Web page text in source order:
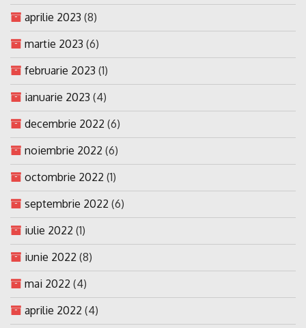
aprilie 2023 (8)
martie 2023 (6)
februarie 2023 (1)
ianuarie 2023 (4)
decembrie 2022 (6)
noiembrie 2022 (6)
octombrie 2022 (1)
septembrie 2022 (6)
iulie 2022 (1)
iunie 2022 (8)
mai 2022 (4)
aprilie 2022 (4)